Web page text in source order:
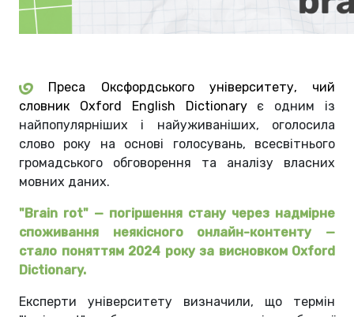
Преса Оксфордського університету, чий
словник Oxford English Dictionaryє одним із
найпопулярніших і найуживаніших, оголосила
слово року на основі голосувань, всесвітнього
громадського обговорення та аналізу власних
мовних даних.
"Brain rot" — погіршення стану через надмірне
споживання неякісного онлайн-контенту —
стало поняттям 2024 року за висновком Oxford
Dictionary.
Експерти університету визначили, що термін